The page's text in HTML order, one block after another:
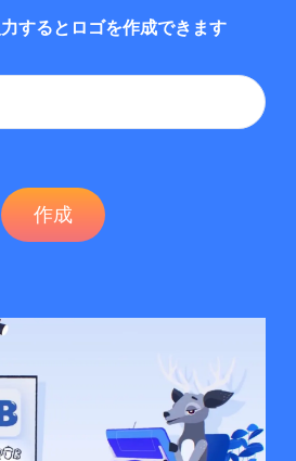
するとロゴを作成できます
作成